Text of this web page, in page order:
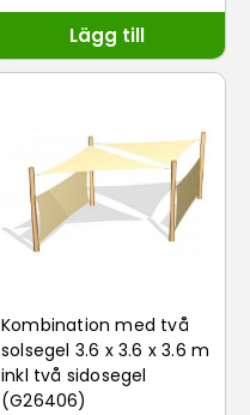
Lägg till
Kombination med två
solsegel 3.6 x 3.6 x 3.6 m
inkl två sidosegel
(G26406)